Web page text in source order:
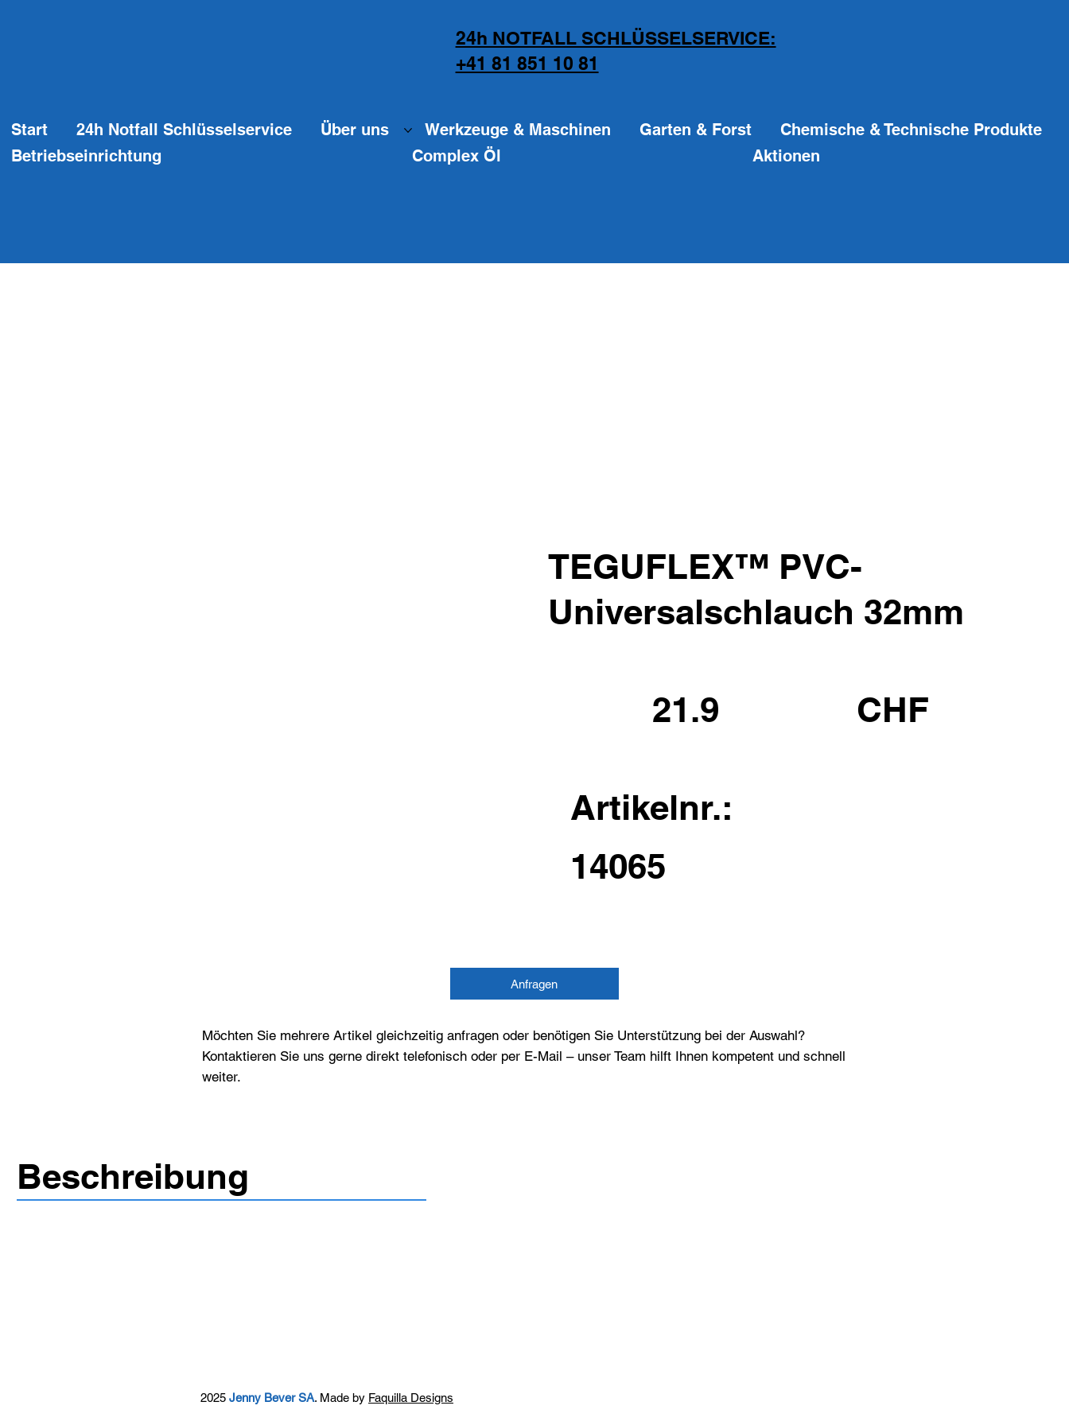
24h NOTFALL SCHLÜSSELSERVICE:
+41 81 851 10 81
Start 24h Notfall Schlüsselservice Über uns Werkzeuge & Maschinen Garten & Forst
Chemische & Technische Produkte
Betriebseinrichtung
Complex Öl Aktionen
TEGUFLEX™ PVC-
Universalschlauch 32mm
21.9 CHF
Artikelnr.:
14065
Anfragen
Möchten Sie mehrere Artikel gleichzeitig anfragen oder benötigen Sie Unterstützung bei der Auswahl?
Kontaktieren Sie uns gerne direkt telefonisch oder per E-Mail – unser Team hilft Ihnen kompetent und schnell
weiter.
Beschreibung
2025 Jenny Bever SA. Made by Faquilla Designs